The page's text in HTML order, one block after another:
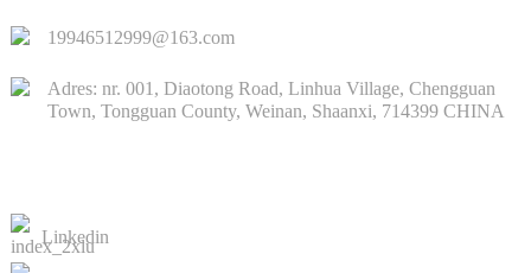
19946512999@163.com
Adres: nr. 001, Diaotong Road, Linhua Village, Chengguan
Town, Tongguan County, Weinan, Shaanxi, 714399 CHINA
Linkedin